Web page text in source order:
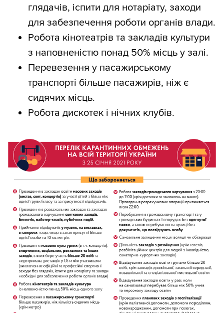
глядачів, іспити для нотаріату, заходи
для забезпечення роботи органів влади.
Робота кінотеатрів та закладів культури
з наповненістю понад 50% місць у залі.
Перевезення у пасажирському
транспорті більше пасажирів, ніж є
сидячих місць.
Робота дискотек і нічних клубів.